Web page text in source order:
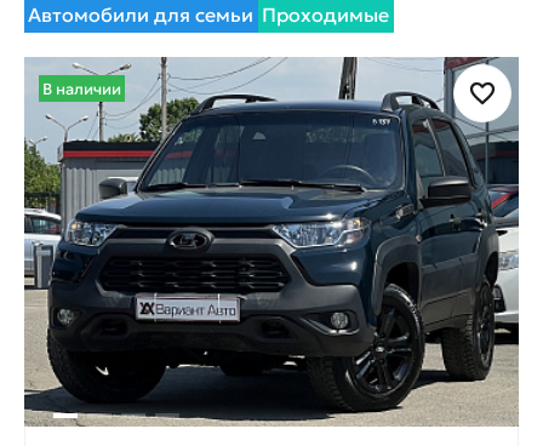
Автомобили для семьи Проходимые
В наличии